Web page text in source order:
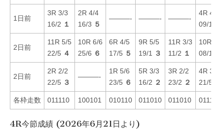
1日前
3R 3/3
16/2 １
2R 4/4
16/3 ５
———- ———- ———-
4R 4/4
09/1
2日前
11R 5/5
22/5 ４
10R 6/6
25/6 ６
6R 4/5
17/5 ５
9R 5/5
19/1
３
11R 3/3
11/2 １
10R 2/
08/1
2日前
2R 2/2
22/5 ３
———-
1R 5/6
23/5 ６
5R 3/3
16/2 ２
3R 2/2
23/2 ２
4R 3/3
21/5
各枠走数 011110 100101 010110 011010 011010 011110
4R今節成績 (2026年6月21日より)